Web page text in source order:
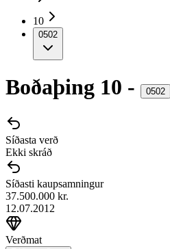
10
0502
Boðaþing 10 - 0502
Síðasta verð
Ekki skráð
Síðasti kaupsamningur
37.500.000 kr.
12.07.2012
Verðmat